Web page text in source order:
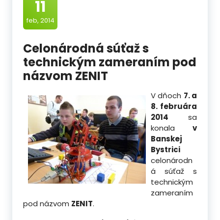
11
feb, 2014
Celonárodná súťaž s
technickým zameraním pod
názvom ZENIT
V dňoch 7. a
8. februára
2014 sa
konala v
Banskej
Bystrici
celonárodn
á súťaž s
technickým
zameraním
pod názvom ZENIT.